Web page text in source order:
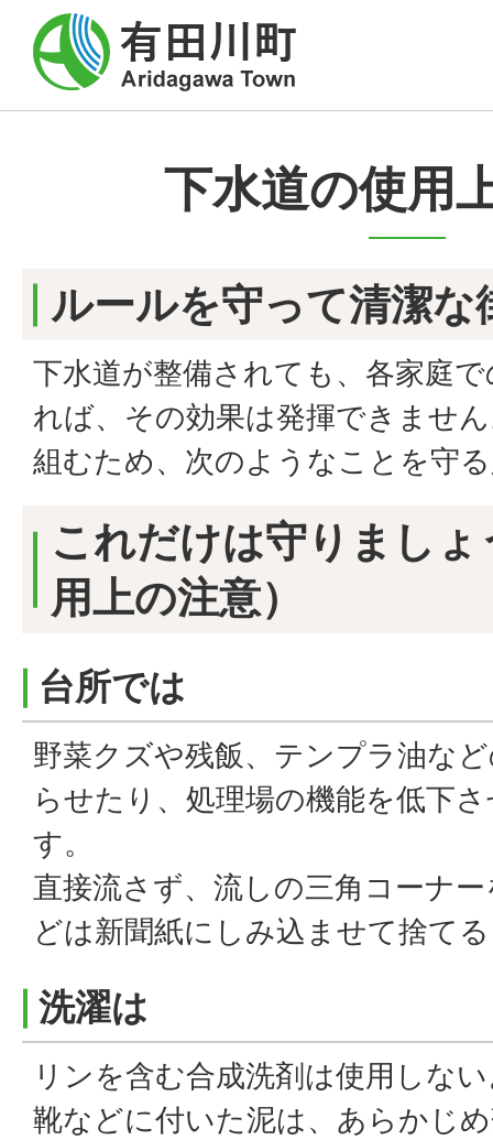
下水道の使用
ルールを守って清潔な
下水道が整備されても、各家庭
れば、その効果は発揮できませ
組むため、次のようなことを守
これだけは守りまし
用上の注意）
台所では
野菜クズや残飯、テンプラ油な
らせたり、処理場の機能を低下
す。
直接流さず、流しの三角コーナ
どは新聞紙にしみ込ませて捨て
洗濯は
リンを含む合成洗剤は使用しな
靴などに付いた泥は、あらかじ